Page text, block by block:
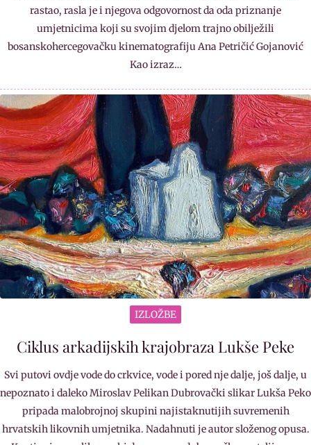
rastao, rasla je i njegova odgovornost da oda priznanje
umjetnicima koji su svojim djelom trajno obilježili
bosanskohercegovačku kinematografiju Ana Petričić Gojanović
Kao izraz…
IZLOŽBE
Ciklus arkadijskih krajobraza Lukše Peke
Svi putovi ovdje vode do crkvice, vode i pored nje dalje, još dalje, u
nepoznato i daleko Miroslav Pelikan Dubrovački slikar Lukša Peko
pripada malobrojnoj skupini najistaknutijih suvremenih
hrvatskih likovnih umjetnika. Nadahnuti je autor složenog opusa.